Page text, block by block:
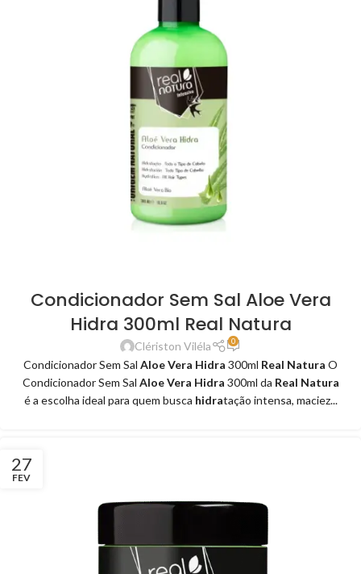
Condicionador Sem Sal Aloe Vera
Hidra 300ml Real Natura
Clériston Viléla 0
Condicionador Sem Sal Aloe Vera Hidra 300ml Real Natura O
Condicionador Sem Sal Aloe Vera Hidra 300ml da Real Natura
é a escolha ideal para quem busca hidratação intensa, maciez...
27
FEV